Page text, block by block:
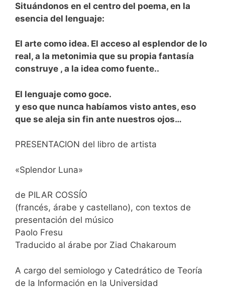
Situándonos en el centro del poema, en la
esencia del lenguaje:
El arte como idea. El acceso al esplendor de lo
real, a la metonimia que su propia fantasía
construye , a la idea como fuente..
El lenguaje como goce.
y eso que nunca habíamos visto antes, eso
que se aleja sin fin ante nuestros ojos…
PRESENTACION del libro de artista
«Splendor Luna»
de PILAR COSSÍO
(francés, árabe y castellano), con textos de
presentación del músico
Paolo Fresu
Traducido al árabe por Ziad Chakaroum
A cargo del semiologo y Catedrático de Teoría
de la Información en la Universidad